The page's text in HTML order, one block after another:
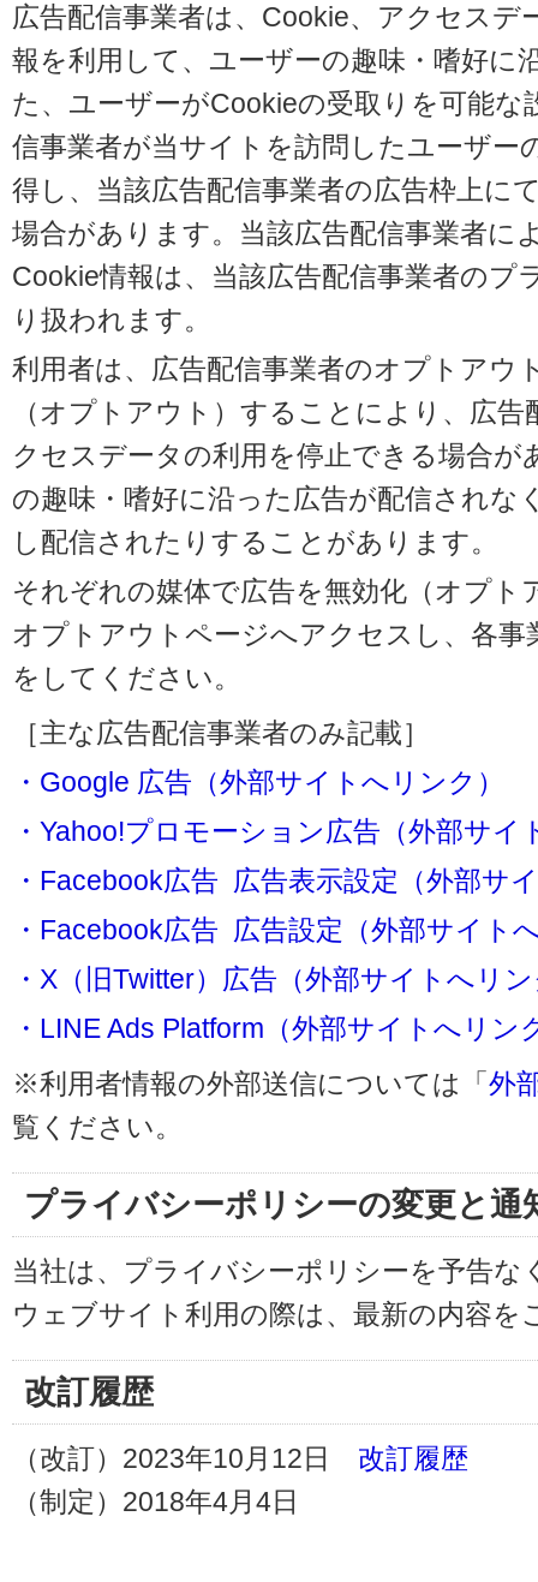
広告配信事業者は、Cookie、アクセスデ
報を利用して、ユーザーの趣味・嗜好に
た、ユーザーがCookieの受取りを可能
信事業者が当サイトを訪問したユーザー
得し、当該広告配信事業者の広告枠上に
場合があります。当該広告配信事業者に
Cookie情報は、当該広告配信事業者のプ
り扱われます。
利用者は、広告配信事業者のオプトアウ
（オプトアウト）することにより、広
クセスデータの利用を停止できる場合が
の趣味・嗜好に沿った広告が配信されな
し配信されたりすることがあります。
それぞれの媒体で広告を無効化（オプト
オプトアウトページへアクセスし、各
をしてください。
［主な広告配信事業者のみ記載］
・Google 広告（外部サイトへリンク）
・Yahoo!プロモーション広告（外部サイ
・Facebook広告 広告表示設定（外部サ
・Facebook広告 広告設定（外部サイト
・X（旧Twitter）広告（外部サイトへリ
・LINE Ads Platform（外部サイトへリン
※利用者情報の外部送信については「外
覧ください。
プライバシーポリシーの変更と通
当社は、プライバシーポリシーを予告
ウェブサイト利用の際は、最新の内容を
改訂履歴
（改訂）2023年10月12日 改訂履歴
（制定）2018年4月4日